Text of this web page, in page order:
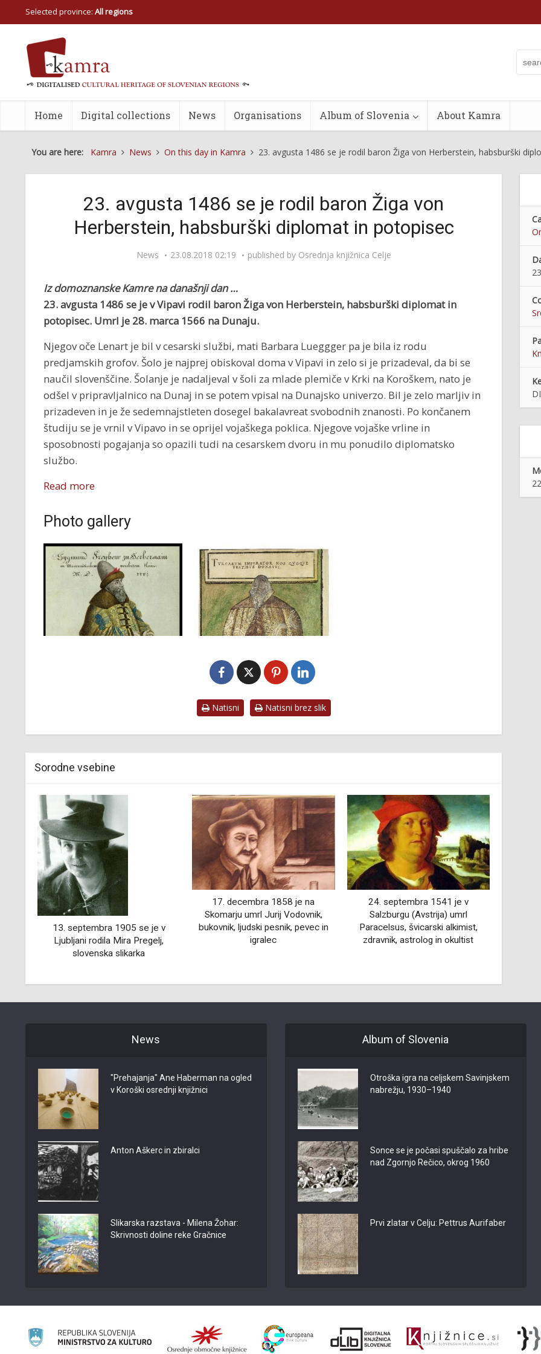
Selected province: All regions
Home Digital collections News Organisations Album of Slovenia About Kamra
You are here: Kamra News On this day in Kamra 23. avgusta 1486 se je rodil baron Žiga von Herberstein, habsburški
23. avgusta 1486 se je rodil baron Žiga von
Herberstein, habsburški diplomat in potopisec
News 23.08.2018 02:19 published by Osrednja knjižnica Celje
Iz domoznanske Kamre na današnji dan …
23. avgusta 1486 se je v Vipavi rodil baron Žiga von Herberstein, habsburški diplomat in
potopisec. Umrl je 28. marca 1566 na Dunaju.
Njegov oče Lenart je bil v cesarski službi, mati Barbara Lueggger pa je bila iz rodu
predjamskih grofov. Šolo je najprej obiskoval doma v Vipavi in zelo si je prizadeval, da bi se
naučil slovenščine. Šolanje je nadaljeval v šoli za mlade plemiče v Krki na Koroškem, nato je
odšel v pripravljalnico na Dunaj in se potem vpisal na Dunajsko univerzo. Bil je zelo marljiv in
prizadeven in je že sedemnajstleten dosegel bakalavreat svobodnih znanosti. Po končanem
študiju se je vrnil v Vipavo in se oprijel vojaškega poklica. Njegove vojaške vrline in
sposobnosti pogajanja so opazili tudi na cesarskem dvoru in mu ponudilo diplomatsko
službo.
Read more
Photo gallery
Natisni Natisni brez slik
Sorodne vsebine
17. decembra 1858 je na
Skomarju umrl Jurij Vodovnik,
bukovnik, ljudski pesnik, pevec in
igralec
24. septembra 1541 je v
Salzburgu (Avstrija) umrl
Paracelsus, švicarski alkimist,
zdravnik, astrolog in okultist
6. novembra 1929 se je v
Vodrancih pri Kogu rodil Stanko
Čurin, vinogradnik in vinar
News
"Prehajanja" Ane Haberman na ogled
v Koroški osrednji knjižnici
Anton Aškerc in zbiralci
Slikarska razstava - Milena Žohar:
Skrivnosti doline reke Gračnice
Album of Slovenia
Otroška igra na celjskem Savinjskem
nabrežju, 1930–1940
Sonce se je počasi spuščalo za hribe
nad Zgornjo Rečico, okrog 1960
Prvi zlatar v Celju: Pettrus Aurifaber